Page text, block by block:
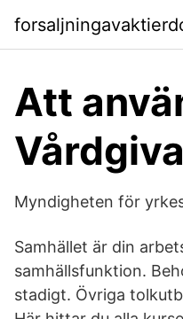
Att
Myndigheten för
Samhället är din
samhällsfunktion.
stadigt. Övriga